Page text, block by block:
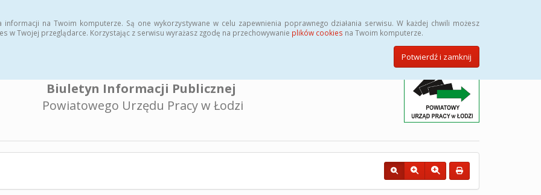
na Twoim komputerze. Są one wykorzystywane w celu zapewnienia poprawnego działania serwisu. W każdej chwili możesz
w Twojej przeglądarce. Korzystając z serwisu wyrażasz zgodę na przechowywanie plików cookies na Twoim komputerze.
Potwierdź i zamknij
Biuletyn Informacji Publicznej
Powiatowego Urzędu Pracy w Łodzi